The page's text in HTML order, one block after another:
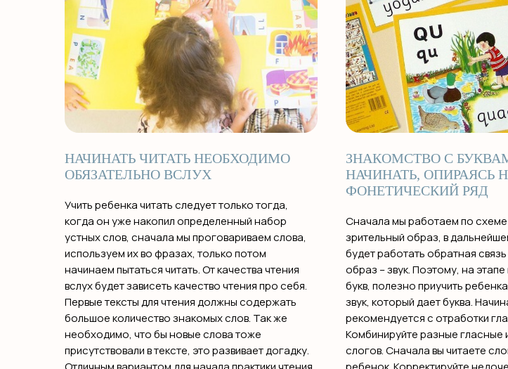
НАЧИНАТЬ ЧИТАТЬ НЕОБХОДИМО
ОБЯЗАТЕЛЬНО ВСЛУХ
Учить ребенка читать следует только тогда,
когда он уже накопил определенный набор
устных слов, сначала мы проговариваем слова,
используем их во фразах, только потом
начинаем пытаться читать. От качества чтения
вслух будет зависеть качество чтения про себя.
Первые тексты для чтения должны содержать
большое количество знакомых слов. Так же
необходимо, что бы новые слова тоже
присутствовали в тексте, это развивает догадку.
ЗНАКОМСТВО С
НАЧИНАТЬ, ОПИРАЯСЬ
ФОНЕТИЧЕСКИЙ РЯД
Сначала мы работаем по схеме
зрительный образ, в
будет работать обратная
образ – звук. Поэтому, на
букв, полезно приучить
звук, который дает буква.
рекомендуется с отработки
Комбинируйте разные гласные
слогов. Сначала вы читаете